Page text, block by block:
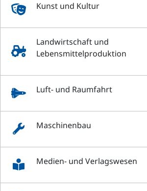
 Kunst und Kultur

Landwirtschaft und
Lebensmittelproduktion
 Luft- und Raumfahrt
 Maschinenbau
 Medien- und Verlagswesen